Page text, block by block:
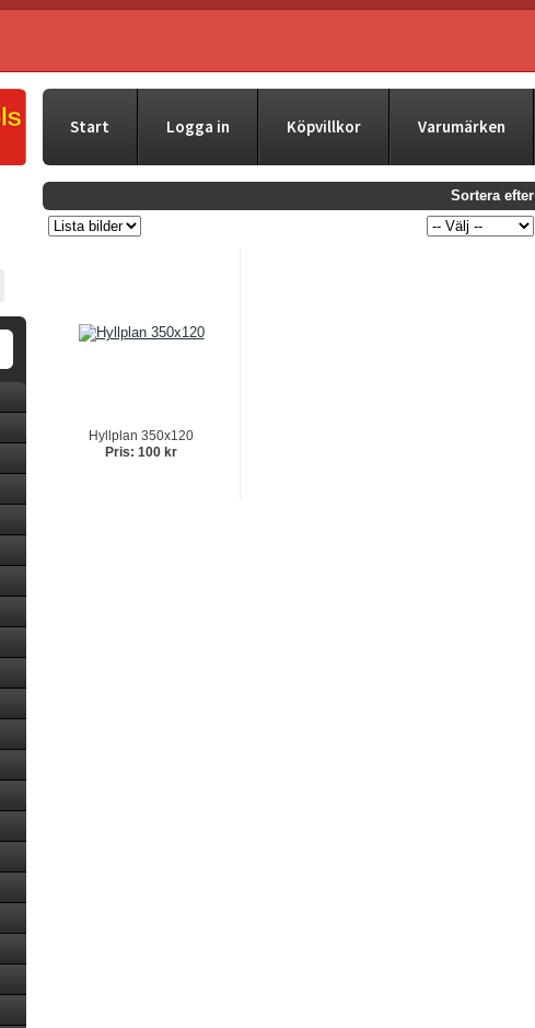
Start Logga in Köpvillkor Varumärken
Sortera efter
Hyllplan 350x120
Pris: 100 kr